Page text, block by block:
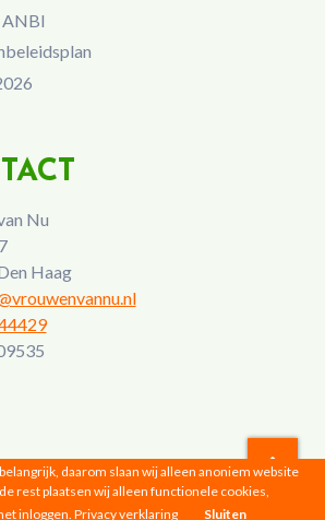
ANBI
Nu
Haag
Nu © 2026 |Privacyverklaring
daarom slaan wij alleen anoniem website
rest plaatsen wij alleen functionele cookies,
inloggen. Privacy verklaring Sluiten